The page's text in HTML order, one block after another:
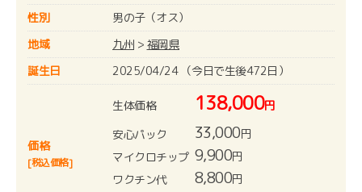
性別
男の子（オス）
地域
九州 > 福岡県
誕生日
2025/04/24 （今日で生後472日）
価格
[税込価格]
生体価格 138,000円
安心パック
33,000円
マイクロチップ 9,900円
ワクチン代
8,800円